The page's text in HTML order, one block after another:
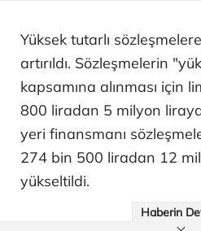
Yüksek tutarlı
artırıldı. Sözleşmelerin
kapsamına alınması için
800 liradan 5 milyon
yeri finansmanı
274 bin 500 liradan 12
yükseltildi.
Haberin